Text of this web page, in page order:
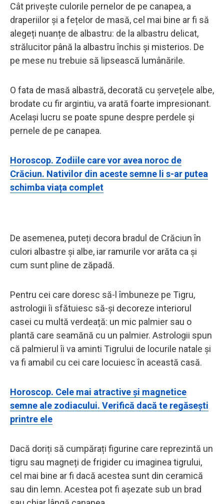
Cât privește culorile pernelor de pe canapea, a
draperiilor și a fețelor de masă, cel mai bine ar fi să
alegeți nuanțe de albastru: de la albastru delicat,
strălucitor până la albastru închis și misterios. De
pe mese nu trebuie să lipsească lumânările.
O fata de masă albastră, decorată cu șervețele albe,
brodate cu fir argintiu, va arată foarte impresionant.
Același lucru se poate spune despre perdele și
pernele de pe canapea.
Horoscop. Zodiile care vor avea noroc de
Crăciun. Nativilor din aceste semne li s-ar putea
schimba viața complet
De asemenea, puteți decora bradul de Crăciun în
culori albastre și albe, iar ramurile vor arăta ca și
cum sunt pline de zăpadă.
Pentru cei care doresc să-l îmbuneze pe Tigru,
astrologii îi sfătuiesc să-și decoreze interiorul
casei cu multă verdeață: un mic palmier sau o
plantă care seamănă cu un palmier. Astrologii spun
că palmierul îi va aminti Tigrului de locurile natale și
va fi amabil cu cei care locuiesc în această casă.
Horoscop. Cele mai atractive și magnetice
semne ale zodiacului. Verifică dacă te regăsești
printre ele
Dacă doriți să cumpărați figurine care reprezintă un
tigru sau magneți de frigider cu imaginea tigrului,
cel mai bine ar fi dacă acestea sunt din ceramică
sau din lemn. Acestea pot fi așezate sub un brad